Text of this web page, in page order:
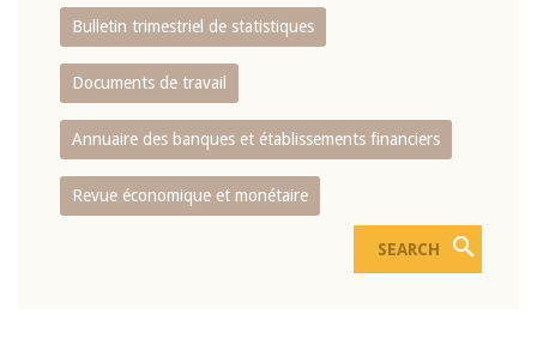
Bulletin trimestriel de statistiques
Documents de travail
Annuaire des banques et établissements financiers
Revue économique et monétaire